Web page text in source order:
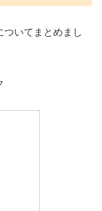
ついてまとめまし